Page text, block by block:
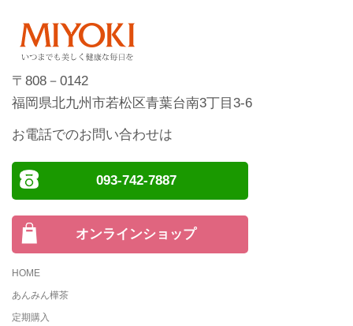
〒808－0142
福岡県北九州市若松区青葉台南3丁目3-6
お電話でのお問い合わせは
093-742-7887
オンラインショップ
HOME
あんみん樺茶
定期購入